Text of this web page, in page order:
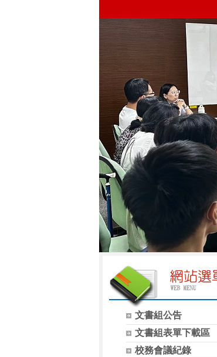
文書組公告
文書組表單下載區
校務會議紀錄